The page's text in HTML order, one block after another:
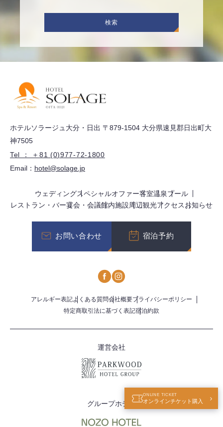
検索
ホテルソラージュ大分・日出 〒879-1504 大分県速見郡日出町大
神7505
Tel ： ＋81 (0)977-72-1800
Email： hotel@solage.jp
ウェディングスペシャルオファー客室温泉プール
レストラン・バー宴会・会議館内施設周辺観光アクセスお知らせ
お問い合わせ 宿泊予約
アレルギー表記よくある質問会社概要プライバシーポリシー
特定商取引法に基づく表記宿泊約款
運営会社
グループホテル
ONLINE TICKET
オンラインチケット購入